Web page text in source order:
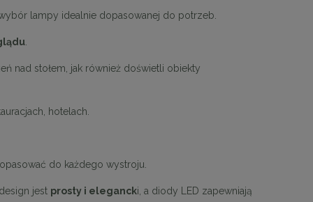
lampy idealnie dopasowanej do potrzeb.
nad stołem, jak również doświetli obiekty
hotelach.
do każdego wystroju.
jest prosty i elegancki, a diody LED zapewniają